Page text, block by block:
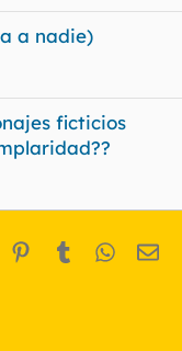
a nadie)
ficticios
Pinterest
Tumblr